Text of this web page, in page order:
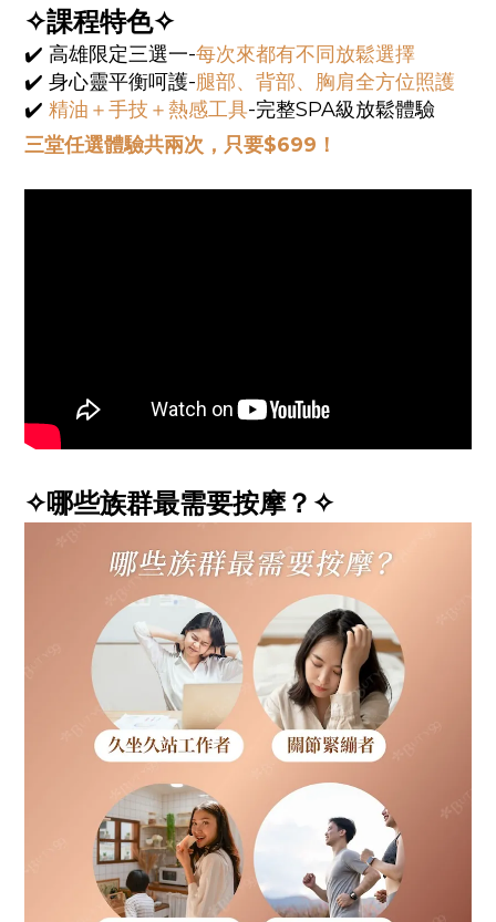
✧課程特色✧
✔️ 高雄限定三選一-每次來都有不同放鬆選擇
✔️ 身心靈平衡呵護-腿部、背部、胸肩全方位照護
✔️ 精油＋手技＋熱感工具-完整SPA級放鬆體驗
三堂任選體驗共兩次，只要$699！
✧哪些族群最需要按摩？✧